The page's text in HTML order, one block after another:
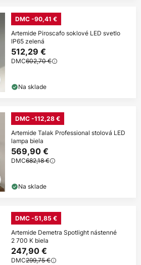
DMC -90,41 €
Artemide Piroscafo soklové LED svetlo
IP65 zelená
512,29 €
DMC602,70 €
Na sklade
DMC -112,28 €
Artemide Talak Professional stolová LED
lampa biela
569,90 €
DMC682,18 €
Na sklade
DMC -51,85 €
Artemide Demetra Spotlight nástenné
2 700 K biela
247,90 €
DMC299,75 €